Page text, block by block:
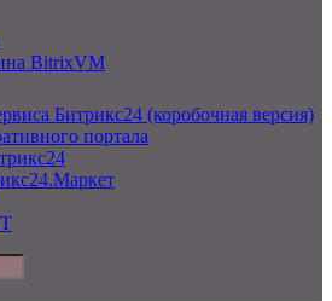
BitrixVM
Битрикс24 (коробочная версия)
портала